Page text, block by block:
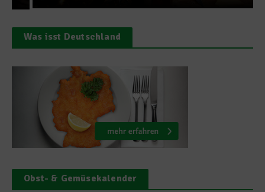
Was isst Deutschland
Obst- & Gemüsekalender